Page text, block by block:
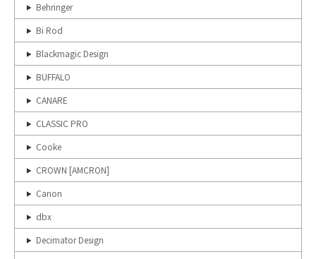
Behringer
Bi Rod
Blackmagic Design
BUFFALO
CANARE
CLASSIC PRO
Cooke
CROWN [AMCRON]
Canon
dbx
Decimator Design